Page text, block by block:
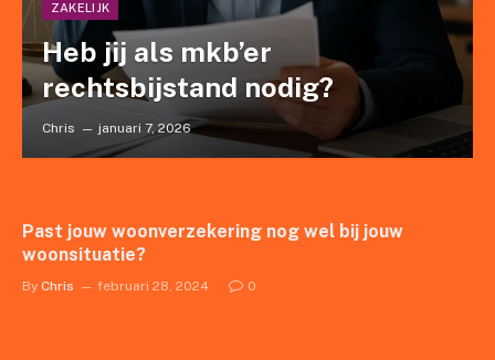
ZAKELIJK
Heb jij als mkb’er
rechtsbijstand nodig?
Chris januari 7, 2026
Past jouw woonverzekering nog wel bij jouw
woonsituatie?
By Chris februari 28, 2024 0